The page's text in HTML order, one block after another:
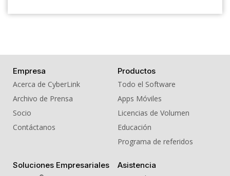
Empresa
Acerca de CyberLink
Archivo de Prensa
Socio
Contáctanos
Productos
Todo el Software
Apps Móviles
Licencias de Volumen
Educación
Programa de referidos
Soluciones Empresariales
Asistencia